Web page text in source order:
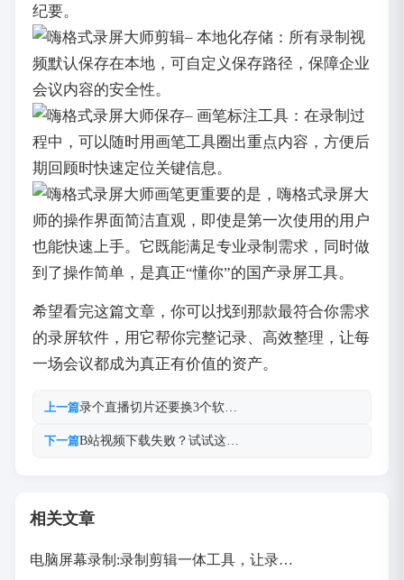
纪要。
– 本地化存储：所有录制视
频默认保存在本地，可自定义保存路径，保障企业
会议内容的安全性。
– 画笔标注工具：在录制过
程中，可以随时用画笔工具圈出重点内容，方便后
期回顾时快速定位关键信息。
更重要的是，嗨格式录屏大
师的操作界面简洁直观，即使是第一次使用的用户
也能快速上手。它既能满足专业录制需求，同时做
到了操作简单，是真正“懂你”的国产录屏工具。
希望看完这篇文章，你可以找到那款最符合你需求
的录屏软件，用它帮你完整记录、高效整理，让每
一场会议都成为真正有价值的资产。
上一篇录个直播切片还要换3个软…
下一篇B站视频下载失败？试试这…
相关文章
电脑屏幕录制:录制剪辑一体工具，让录…